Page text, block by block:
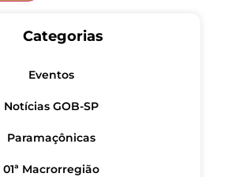
Categorias
Eventos
Notícias GOB-SP
Paramaçônicas
01ª Macrorregião